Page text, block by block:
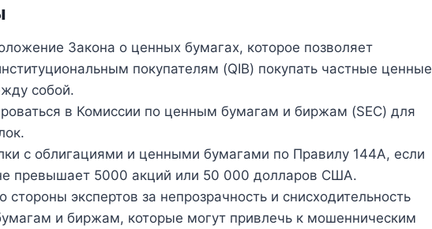
Закона о ценных бумагах, которое позволяет
покупателям (QIB) покупать частные ценные
собой.
в Комиссии по ценным бумагам и биржам (SEC) для
с облигациями и ценными бумагами по Правилу 144A, если
превышает 5000 акций или 50 000 долларов США.
стороны экспертов за непрозрачность и снисходительность
и биржам, которые могут привлечь к мошенническим